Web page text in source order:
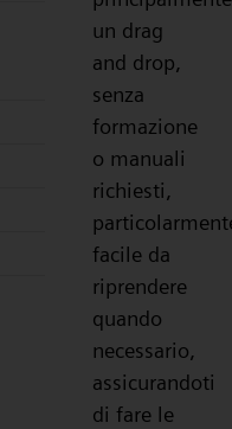
un drag
and drop,
senza
formazione
o manuali
richiesti,
facile da
riprendere
quando
necessario,
assicurandoti
di fare le